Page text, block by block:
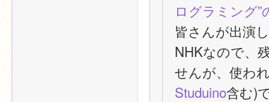
ログラミング”
皆さんが出演
NHKなので、
せんが、使わ
Studuino含む)